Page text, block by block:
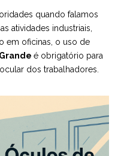
quando falamos
atividades industriais,
em oficinas, o uso de
é obrigatório para
dos trabalhadores.